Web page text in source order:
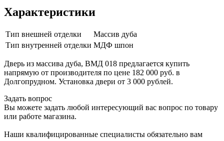
Характеристики
Тип внешней отделки
Массив дуба
Тип внутренней отделки МДФ шпон
Дверь из массива дуба, ВМД 018 предлагается купить
напрямую от производителя по цене 182 000 руб. в
Долгопрудном. Установка двери от 3 000 рублей.
Задать вопрос
Вы можете задать любой интересующий вас вопрос по товару
или работе магазина.
Наши квалифицированные специалисты обязательно вам